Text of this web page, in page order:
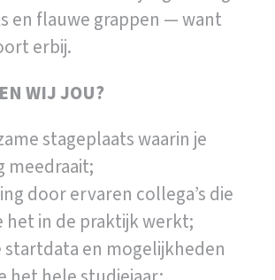
en flauwe grappen — want
erbij.
WIJ JOU?
stageplaats waarin je
meedraait;
door ervaren collega’s die
het in de praktijk werkt;
startdata en mogelijkheden